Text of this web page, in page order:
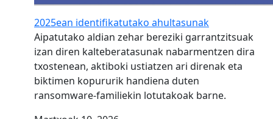
2025ean identifikatutako ahultasunak
Aipatutako aldian zehar bereziki garrantzitsuak
izan diren kalteberatasunak nabarmentzen dira
txostenean, aktiboki ustiatzen ari direnak eta
biktimen kopururik handiena duten
ransomware-familiekin lotutakoak barne.